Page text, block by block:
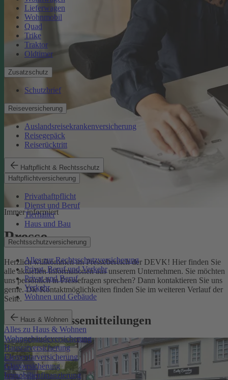
Lieferwagen
Wohnmobil
Quad
Trike
Traktor
Oldtimer
Zusatzschutz
Schutzbrief
Reiseversicherung
Auslandsreisekrankenversicherung
Reisegepäck
Reiserücktritt
Haftpflicht & Rechtsschutz
Haftpflichtversicherung
Privathaftpflicht
Dienst und Beruf
Tierhalter
Haus und Bau
Rechtsschutzversicherung
Alles zur Rechtsschutzversicherung
Privat, Beruf und Verkehr
Privat und Beruf
Verkehr
Wohnen und Gebäude
Haus & Wohnen
Alles zu Haus & Wohnen
Wohngebäudeversicherung
Hausratversicherung
Elementarversicherung
Glasversicherung
Immobilienfinanzierung
Immer informiert
Presse
Herzlich willkommen im Pressebereich der DEVK! Hier finden Sie
alle aktuellen Informationen aus unserem Unternehmen. Sie möchten
uns persönlich in Pressefragen sprechen? Dann kontaktieren Sie uns
gerne. Die Kontaktmöglichkeiten finden Sie im weiteren Verlauf der
Seite.
Aktuelle Pressemitteilungen